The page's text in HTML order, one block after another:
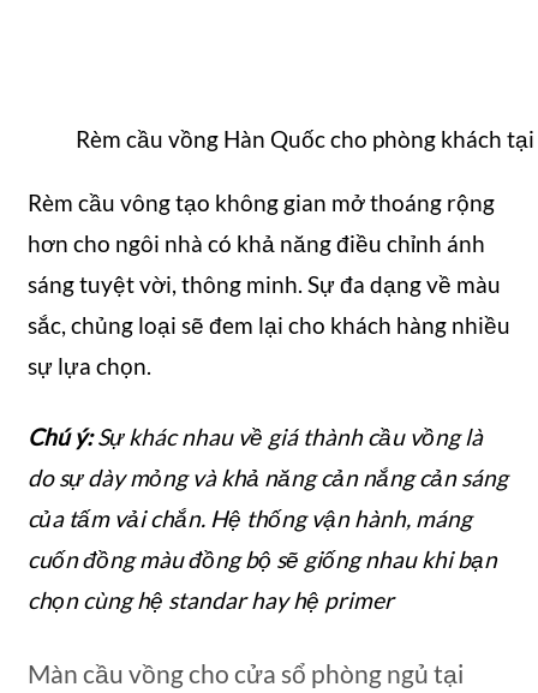
Rèm cầu vồng Hàn Quốc cho phòng khách
Rèm cầu vông tạo không gian mở thoáng rộng
hơn cho ngôi nhà có khả năng điều chỉnh ánh
sáng tuyệt vời, thông minh. Sự đa dạng về màu
sắc, chủng loại sẽ đem lại cho khách hàng nhiều
sự lựa chọn.
Chú ý:Sự khác nhau về giá thành cầu vồng là
do sự dày mỏng và khả năng cản nắng cản sáng
của tấm vải chắn. Hệ thống vận hành, máng
cuốn đồng màu đồng bộ sẽ giống nhau khi bạn
chọn cùng hệ standar hay hệ primer
Màn cầu vồng cho cửa sổ phòng ngủ tại